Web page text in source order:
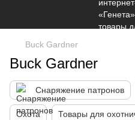
Buck Gardner
Buck Gardner
Снаряжение патронов
Охота Товары для